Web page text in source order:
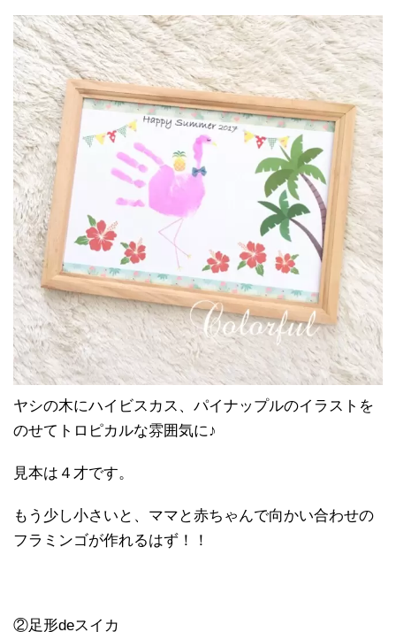
ヤシの木にハイビスカス、パイナップルのイラストを
のせてトロピカルな雰囲気に♪
見本は４才です。
もう少し小さいと、ママと赤ちゃんで向かい合わせの
フラミンゴが作れるはず！！
②足形deスイカ